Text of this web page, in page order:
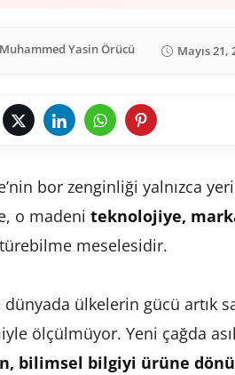
Muhammed Yasin Örücü Mayıs 21,
bor zenginliği yalnızca
o madeni teknolojiye,
meselesidir.
dünyada ülkelerin gücü artık
ölçülmüyor. Yeni çağda
bilimsel bilgiyi ürüne